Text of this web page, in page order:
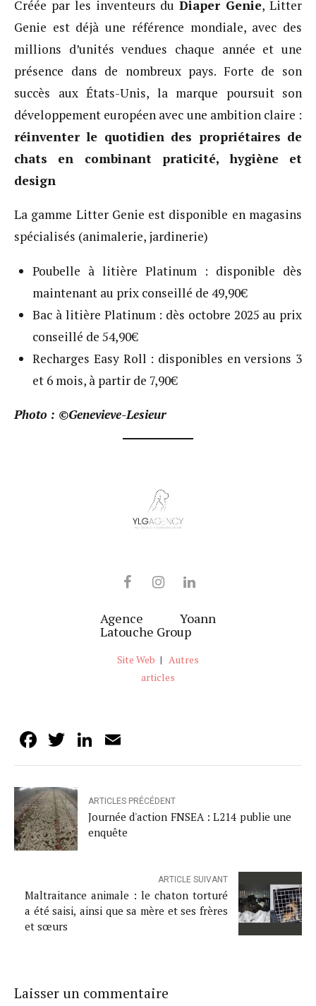
Créée par les inventeurs duDiaper Genie, Litter
Genie est déjà une référence mondiale, avec des
millions d’unités vendues chaque année et une
présence dans de nombreux pays. Forte de son
succès aux États-Unis, la marque poursuit son
développement européen avec une ambition claire :
réinventer le quotidien des propriétaires de
chats en combinant praticité, hygiène et
design
La gamme Litter Genie est disponible en magasins
spécialisés (animalerie, jardinerie)
Poubelle à litière Platinum : disponible dès
maintenant au prix conseillé de 49,90€
Bac à litière Platinum : dès octobre 2025 au prix
conseillé de 54,90€
Recharges Easy Roll : disponibles en versions 3
et 6 mois, à partir de 7,90€
Photo : ©Genevieve-Lesieur
Agence Yoann
Latouche Group
Site Web | Autres
articles
Facebook
TwitterLinkedIn
ARTICLES PRÉCÉDENT
Journée d'action FNSEA : L214 publie une
enquête
ARTICLE SUIVANT
Maltraitance animale : le chaton torturé
a été saisi, ainsi que sa mère et ses frères
et sœurs
Laisser un commentaire